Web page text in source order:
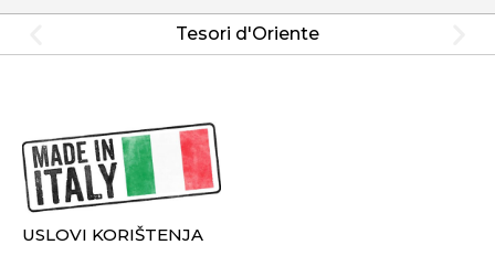
Tesori d'Oriente
USLOVI KORIŠTENJA